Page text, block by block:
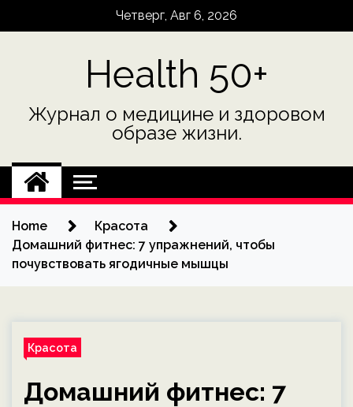
Четверг, Авг 6, 2026
Health 50+
Журнал о медицине и здоровом
образе жизни.
Home
Красота
Домашний фитнес: 7 упражнений, чтобы
почувствовать ягодичные мышцы
Красота
Домашний фитнес: 7